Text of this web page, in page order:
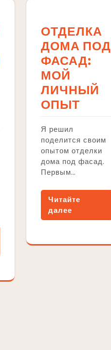
ОТДЕЛКА
ДОМА ПОД
ФАСАД:
МОЙ
ЛИЧНЫЙ
ОПЫТ
Я решил
поделится своим
опытом отделки
дома под фасад.
Первым…
Читайте
далее